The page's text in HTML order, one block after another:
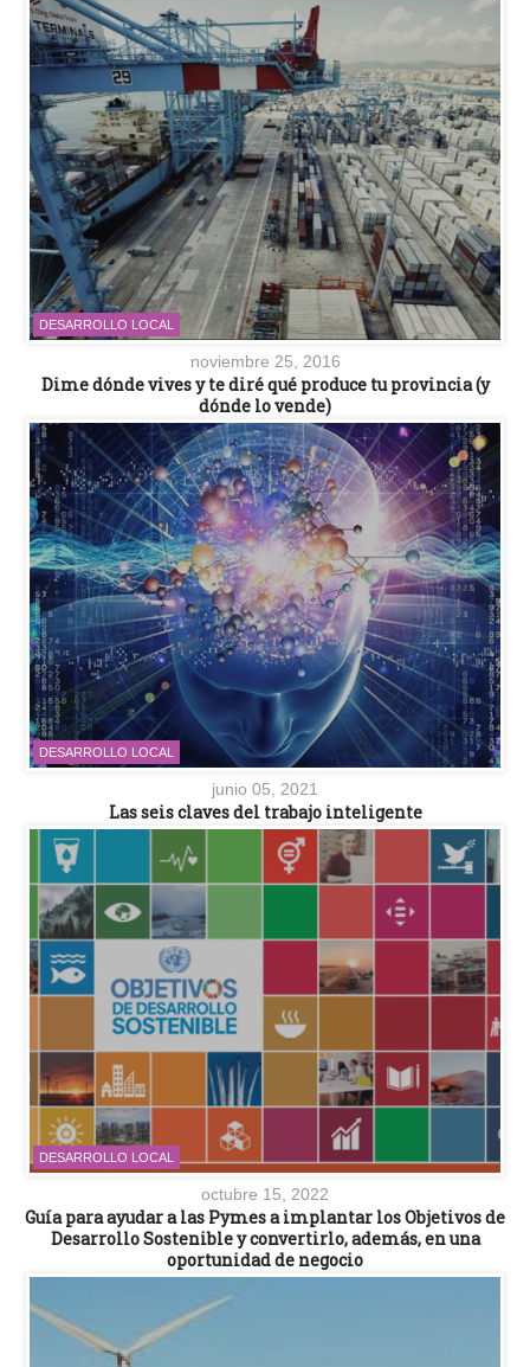
DESARROLLO LOCAL
noviembre 25, 2016
Dime dónde vives y te diré qué produce tu provincia (y
dónde lo vende)
DESARROLLO LOCAL
junio 05, 2021
Las seis claves del trabajo inteligente
DESARROLLO LOCAL
octubre 15, 2022
Guía para ayudar a las Pymes a implantar los Objetivos de
Desarrollo Sostenible y convertirlo, además, en una
oportunidad de negocio